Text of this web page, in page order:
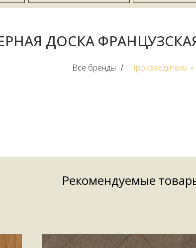
ДОСКА ФРАНЦУЗСКАЯ
Все бренды / Производитель
Рекомендуемые